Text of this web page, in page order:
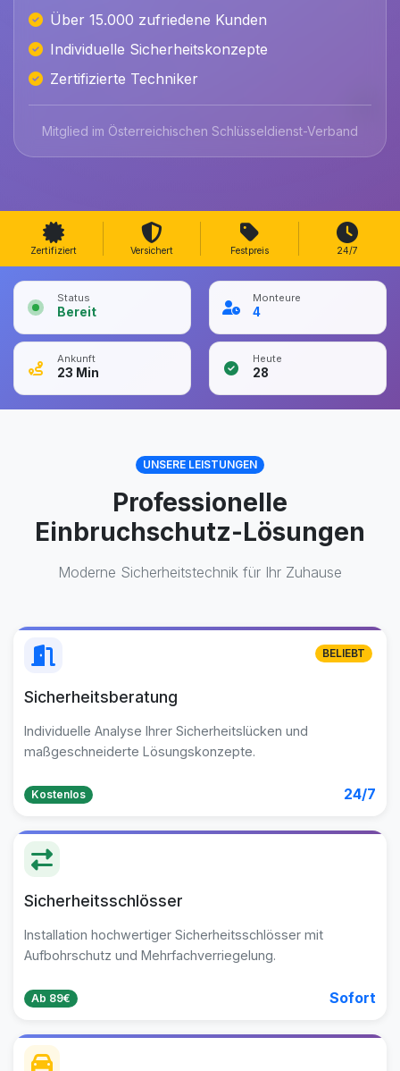
Über 15.000 zufriedene Kunden
Individuelle Sicherheitskonzepte
Zertifizierte Techniker
Mitglied im Österreichischen Schlüsseldienst-Verband
Zertifiziert Versichert Festpreis 24/7
Status
Bereit
Monteure
4
Ankunft
23 Min
Heute
28
UNSERE LEISTUNGEN
Professionelle
Einbruchschutz-Lösungen
Moderne Sicherheitstechnik für Ihr Zuhause
Sicherheitsberatung
Individuelle Analyse Ihrer Sicherheitslücken und
maßgeschneiderte Lösungskonzepte.
Kostenlos 24/7
BELIEBT
Sicherheitsschlösser
Installation hochwertiger Sicherheitsschlösser mit
Aufbohrschutz und Mehrfachverriegelung.
Ab 89€ Sofort